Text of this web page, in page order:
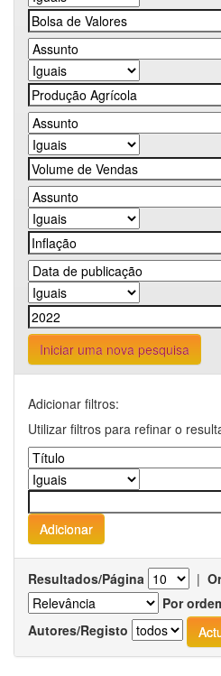
Iniciar uma nova pesquisa
Adicionar filtros:
Utilizar filtros para refinar o
Resultados/Página |
Por
Autores/Registo